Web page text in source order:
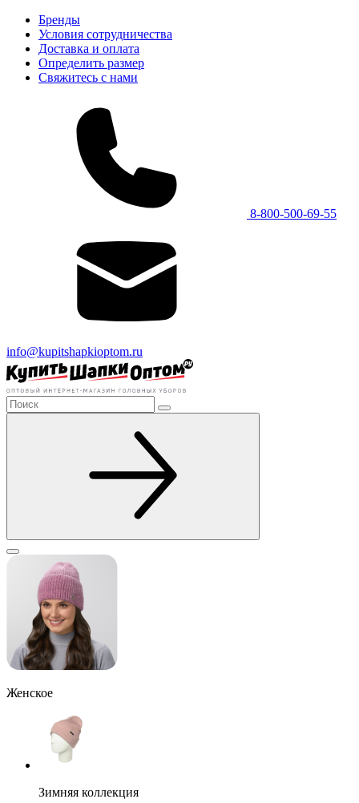
Бренды
Условия сотрудничества
Доставка и оплата
Определить размер
Свяжитесь с нами
8-800-500-69-55
info@kupitshapkioptom.ru
Женское
Зимняя коллекция